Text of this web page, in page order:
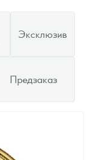
Эксклюзив
Предзаказ